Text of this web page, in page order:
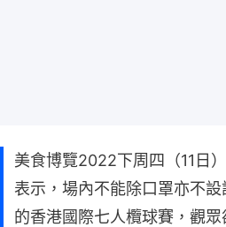
美食博覽2022下周四（11日
表示，場內不能除口罩亦不
的香港國際七人欖球賽，觀眾